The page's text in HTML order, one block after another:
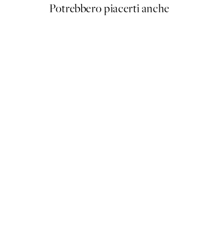
Potrebbero piacerti anche